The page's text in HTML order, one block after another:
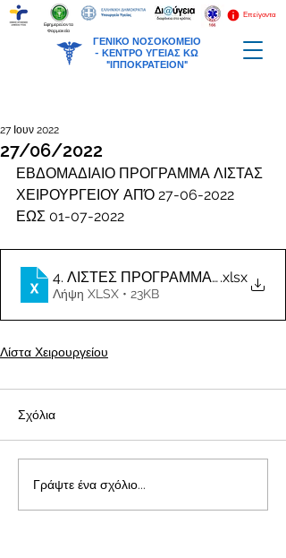
ΓΕΝΙΚΟ ΝΟΣΟΚΟΜΕΙΟ
- ΚΕΝΤΡΟ ΥΓΕΙΑΣ ΚΩ
"ΙΠΠΟΚΡΑΤΕΙΟΝ"
Επείγοντα
Εφημερεύοντα
Φαρμακεία
27/06/2022
27 Ιουν 2022
ΕΒΔΟΜΑΔΙΑΙΟ ΠΡΟΓΡΑΜΜΑ ΛΙΣΤΑΣ
ΧΕΙΡΟΥΡΓΕΙΟΥ ΑΠΌ 27-06-2022
ΕΩΣ 01-07-2022
.xlsx
Λήψη XLSX • 23KB
Λίστα Χειρουργείου
Σχόλια
Γράψτε ένα σχόλιο...